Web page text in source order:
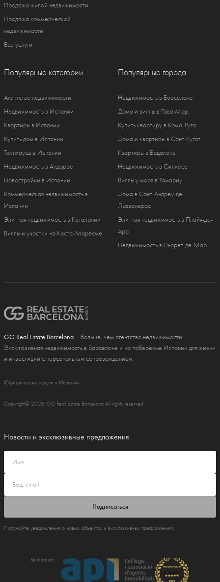
Продажа жилой недвижимости
Продажа коммерческой
недвижимости
Все услуги
Популярные категории
Агентство недвижимости
Недвижимость в Испании
Квартиры в Испании
Купить дом в Испании
Таунхаусы в Испании
Недвижимость в Андорре
Новостройки в Испании
Коммерческая недвижимость в
Испании
Элитная недвижимость в Каталонии
Виллы и участки на Коста-Маресме
Популярные города
Недвижимость в Барселоне
Дома и виллы в Гава Мар
Купить квартиру в Кома-Руга
Дома и квартиры в Сант-Кугат
Квартиры в Бадалоне
Недвижимость в Ситжесе
Виллы у моря в Тамариу
Дома в Сант-Андреу-де-
Льаванерас
Элитная недвижимость в Плайя-де-
Аро
Недвижимость в Льорет-де-Мар
GG Real Estate Barcelona – больше, чем агентство недвижимости.
Эксклюзивная недвижимость в Барселоне и на побережье Испании для жизни
и инвестиций с персональным сопровождением
Юридические услуги в Испании
Copyright© 2026 GG Real Estate Barcelona All rights reserved
Новости и эксклюзивные предложения
Подписаться
Получайте уведомления о новых объектах и эксклюзивных предложениях